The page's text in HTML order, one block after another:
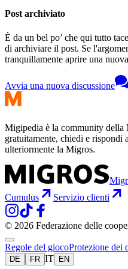
Post archiviato
È da un bel po’ che qui tutto
di archiviare il post. Se
tranquillamente aprire una
Avvia una nuova discussione
Migipedia è la community
gratuitamente, chiedi e
ulteriormente la Migros.
Cumulus
Servizio clienti
© 2026 Federazione delle
Regole del giocoProtezione dei
DE FR IT EN